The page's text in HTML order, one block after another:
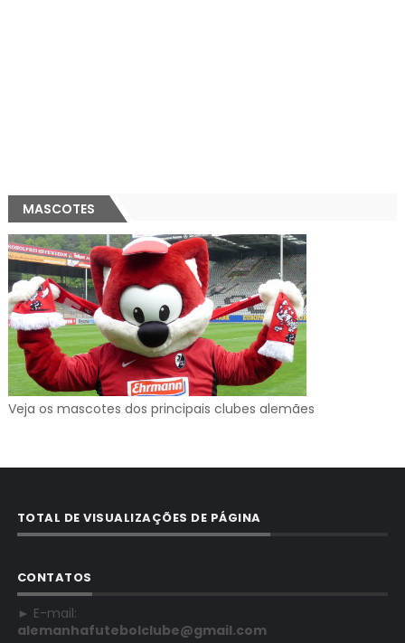
MASCOTES
Veja os mascotes dos principais clubes alemães
TOTAL DE VISUALIZAÇÕES DE PÁGINA
CONTATOS
► E-mail:
alemanhafutebolclube@gmail.com